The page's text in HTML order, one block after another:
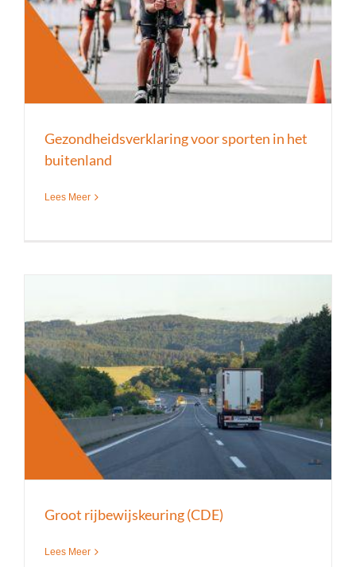
Gezondheidsverklaring voor sporten in het
buitenland
Lees Meer
Groot rijbewijskeuring (CDE)
Lees Meer